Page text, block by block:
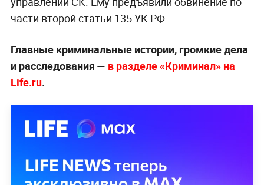
части второй статьи 135 УК РФ.
Главные криминальные истории, громкие дела
и расследования — в разделе «Криминал» на
Life.ru.